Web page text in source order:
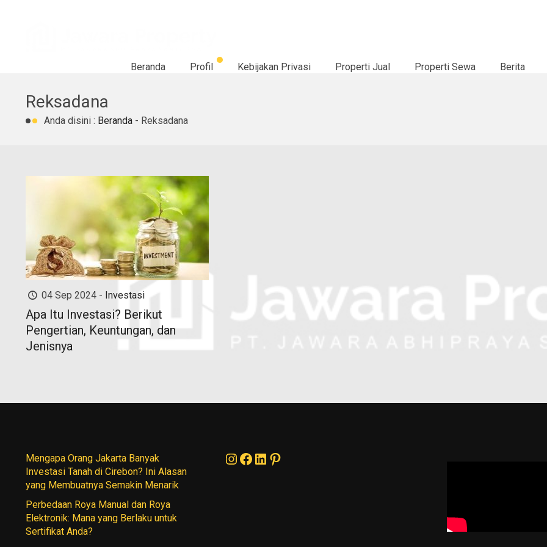
Beranda Profil Kebijakan Privasi Properti Jual Properti Sewa Berita
Reksadana
Anda disini : Beranda - Reksadana
04 Sep 2024 - Investasi
Apa Itu Investasi? Berikut
Pengertian, Keuntungan, dan
Jenisnya
Mengapa Orang Jakarta Banyak
Investasi Tanah di Cirebon? Ini Alasan
yang Membuatnya Semakin Menarik
Perbedaan Roya Manual dan Roya
Elektronik: Mana yang Berlaku untuk
Sertifikat Anda?
Instagram
Facebook
LinkedIn
Pinterest